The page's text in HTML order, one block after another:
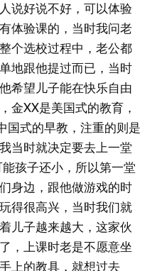
说好说不好，可以体验
体验课的，当时我问老
个选校过程中，老公都
地跟他提过而已，当时
希望儿子能在快乐自由
金XX是美国式的教育，
国式的早教，注重的则是
当时就决定要去上一堂
孩子还小，所以第一堂
身边，跟他做游戏的时
得很高兴，当时我们就
儿子越来越大，这家伙
，上课时老是不愿意坐
上的教具，就想过去